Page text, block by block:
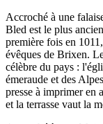
Accroché à une
Bled est le plus
première fois en
évêques de Brixen.
célèbre du pays :
émeraude et des
presse à imprimer en
et la terrasse vaut la